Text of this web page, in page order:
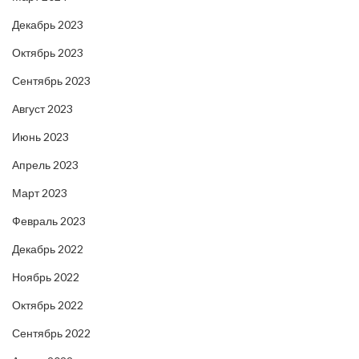
Декабрь 2023
Октябрь 2023
Сентябрь 2023
Август 2023
Июнь 2023
Апрель 2023
Март 2023
Февраль 2023
Декабрь 2022
Ноябрь 2022
Октябрь 2022
Сентябрь 2022